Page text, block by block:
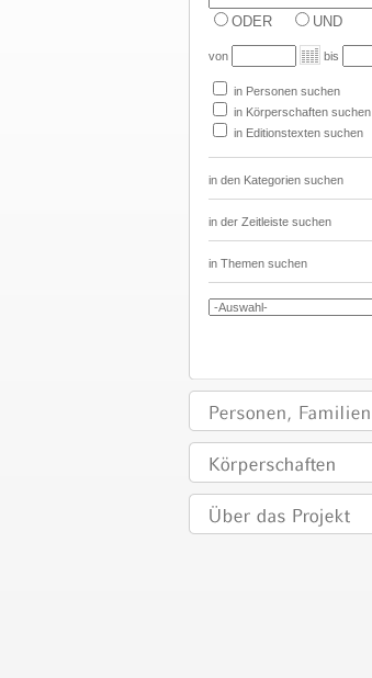
ODER UND
von bis
in Personen suchen
in Körperschaften suchen
in Editionstexten suchen
in den Kategorien suchen
in der Zeitleiste suchen
in Themen suchen